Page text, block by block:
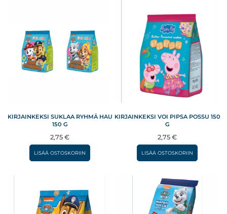
KIRJAINKEKSI SUKLAA RYHMÄ HAU
150 G
2,75 €
LISÄÄ OSTOSKORIIN
KIRJAINKEKSI VOI PIPSA POSSU 150
G
2,75 €
LISÄÄ OSTOSKORIIN